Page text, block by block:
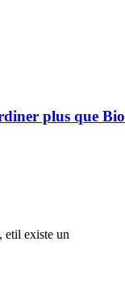
plus que Bio
etil existe un